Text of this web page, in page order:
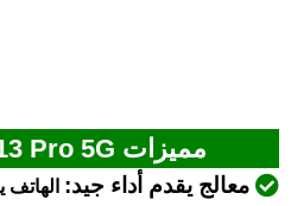
مميزات Redmi Note 13 Pro 5G
معالج يقدم أداء جيد: الهاتف